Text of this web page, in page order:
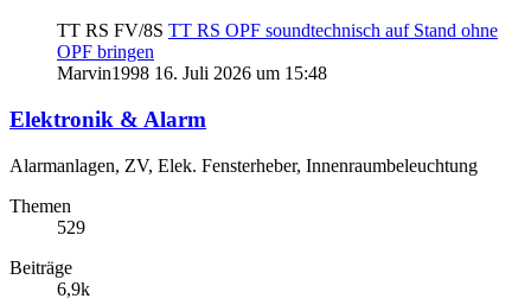
TT RS FV/8S TT RS OPF soundtechnisch auf Stand ohne
OPF bringen
Marvin1998 16. Juli 2026 um 15:48
Elektronik & Alarm
Alarmanlagen, ZV, Elek. Fensterheber, Innenraumbeleuchtung
Themen
529
Beiträge
6,9k